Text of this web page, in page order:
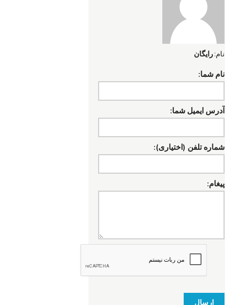
نام: رایگان
نام شما:
آدرس ایمیل شما:
شماره تلفن (اختیاری):
پیغام:
ارسال